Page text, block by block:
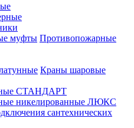
Противопожарные
Краны шаровые
СТАНДАРТ
никелированные ЛЮКС
сантехнических